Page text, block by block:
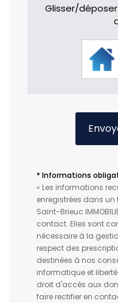
Glisser/
* Informations
« Les informations
enregistrées dans un
Saint-Brieuc
contact. Elles sont
nécessaire à la
respect des
destinées à nos
informatique et
droit d'accès aux
faire rectifier en